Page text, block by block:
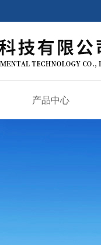
产品中心